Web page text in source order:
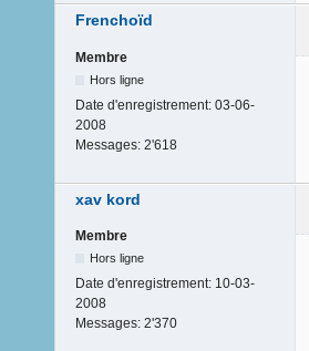
Frenchoïd
Membre
Hors ligne
Date d'enregistrement: 03-06-
2008
Messages: 2'618
xav kord
Membre
Hors ligne
Date d'enregistrement: 10-03-
2008
Messages: 2'370